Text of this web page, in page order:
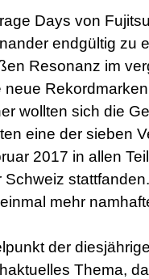
Days von
endgültig zu
Resonanz im
neue
wollten sich die
eine der sieben
2017 in allen
Schweiz
mehr
der
Thema,